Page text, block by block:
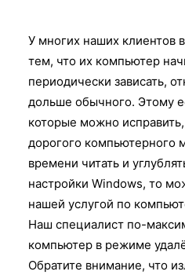
У многих наших клиентов
тем, что их компьютер
периодически зависать,
дольше обычного. Этому
которые можно
дорогого компьютерного
времени читать и
настройки Windows, то
нашей услугой по
Наш специалист по-
компьютер в режиме
Обратите внимание, что